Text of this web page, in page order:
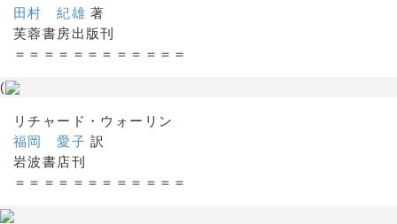
田村 紀雄 著
芙蓉書房出版刊
＝＝＝＝＝＝＝＝＝＝＝＝
(
リチャード・ウォーリン
福岡 愛子 訳
岩波書店刊
＝＝＝＝＝＝＝＝＝＝＝＝